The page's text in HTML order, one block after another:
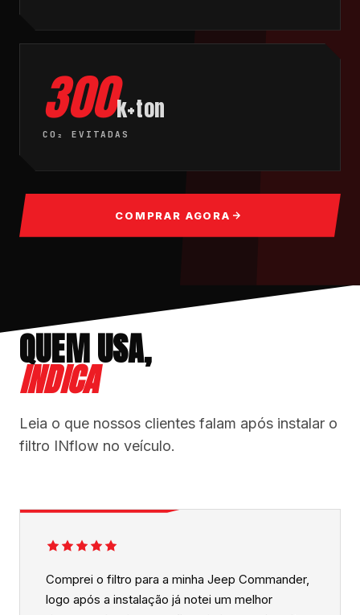
300k+ton
CO₂ EVITADAS
COMPRAR AGORA
QUEM USA,
INDICA
Leia o que nossos clientes falam após instalar o
filtro INflow no veículo.
Comprei o filtro para a minha Jeep Commander,
logo após a instalação já notei um melhor